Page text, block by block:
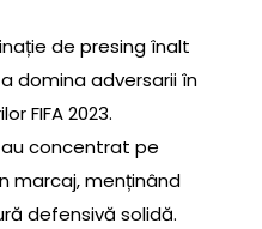
de presing înalt
domina adversarii în
FIFA 2023.
concentrat pe
marcaj, menținând
defensivă solidă.